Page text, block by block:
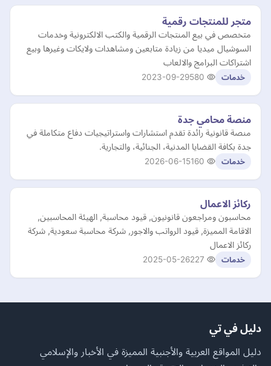
متجر للمنتجات رقمية
متخصص في بيع المنتجات الرقمية والكتب الالكترونية وخدمات
السوشيال ميديا من زيادة متابعين ومشاهدات ولايكات وغيرها وبيع
اشتراكات البرامج والالعاب
خدمات 2023-09-29
منصة محامي جدة
منصة قانونية رائدة تقدم استشارات واستراتيجيات دفاع متكاملة في
جدة بكافة القضايا المدنية، الجنائية، والتجارية.
خدمات 2026-06-15
ركائز الاعمال
محاسبون ومراجعون قانونيون, قيود محاسبة, الهيئة المحاسبين,
الاقامة المميزة, قيود الرواتب والاجور, شركة محاسبة سعودية, شركة
ركائز الاعمال
خدمات 2025-05-26
دليل في تي
دليل المواقع العربية والأجنبية المميزة في الأخبار والإسلامي